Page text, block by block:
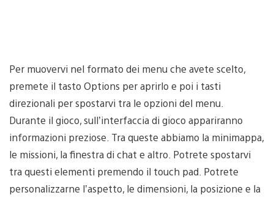
Per muovervi nel formato dei menu che avete scelto,
premete il tasto Options per aprirlo e poi i tasti
direzionali per spostarvi tra le opzioni del menu.
Durante il gioco, sull’interfaccia di gioco appariranno
informazioni preziose. Tra queste abbiamo la minimappa,
le missioni, la finestra di chat e altro. Potrete spostarvi
tra questi elementi premendo il touch pad. Potrete
personalizzarne l’aspetto, le dimensioni, la posizione e la